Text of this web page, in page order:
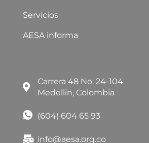
Servicios
AESA informa
Carrera 48 No. 24-104
Medellin, Colombia
(604) 604 65 93
info@aesa.org.co